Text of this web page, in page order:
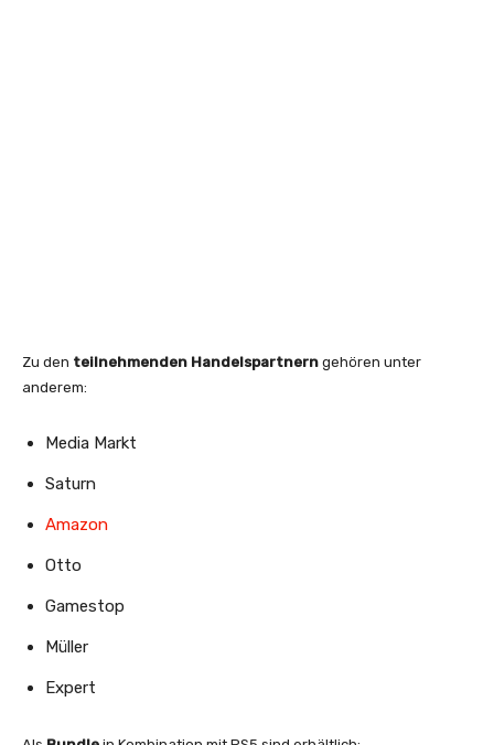
Zu den teilnehmenden Handelspartnern gehören unter
anderem:
Media Markt
Saturn
Amazon
Otto
Gamestop
Müller
Expert